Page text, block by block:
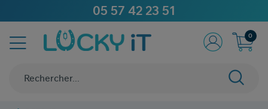
05 57 42 23 51
0